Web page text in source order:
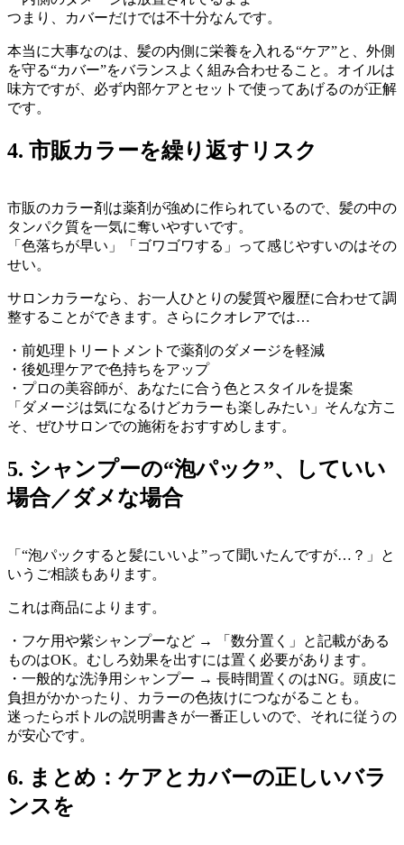
つまり、カバーだけでは不十分なんです。
本当に大事なのは、髪の内側に栄養を入れる“ケア”と、外側
を守る“カバー”をバランスよく組み合わせること。オイルは
味方ですが、必ず内部ケアとセットで使ってあげるのが正解
です。
4. 市販カラーを繰り返すリスク
市販のカラー剤は薬剤が強めに作られているので、髪の中の
タンパク質を一気に奪いやすいです。
「色落ちが早い」「ゴワゴワする」って感じやすいのはその
せい。
サロンカラーなら、お一人ひとりの髪質や履歴に合わせて調
整することができます。さらにクオレアでは…
・前処理トリートメントで薬剤のダメージを軽減
・後処理ケアで色持ちをアップ
・プロの美容師が、あなたに合う色とスタイルを提案
「ダメージは気になるけどカラーも楽しみたい」そんな方こ
そ、ぜひサロンでの施術をおすすめします。
5. シャンプーの“泡パック”、していい
場合／ダメな場合
「“泡パックすると髪にいいよ”って聞いたんですが…？」と
いうご相談もあります。
これは商品によります。
・フケ用や紫シャンプーなど → 「数分置く」と記載がある
ものはOK。むしろ効果を出すには置く必要があります。
・一般的な洗浄用シャンプー → 長時間置くのはNG。頭皮に
負担がかかったり、カラーの色抜けにつながることも。
迷ったらボトルの説明書きが一番正しいので、それに従うの
が安心です。
6. まとめ：ケアとカバーの正しいバラ
ンスを